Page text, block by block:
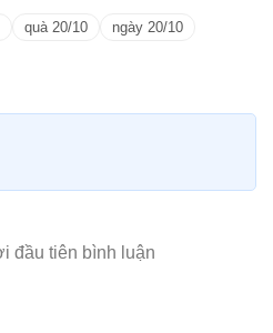
quà 20/10 ngày 20/10